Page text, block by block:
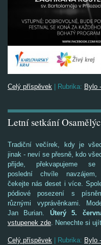
Celý příspěvek Rubrika: Bylo
Letní setkání
Tradiční večírek, kdy je
jinak - neví se přesně, kdo
přijde, překvapujeme
poslední chvíle
čekejte nás deset i více.
pódiové posezení s
různými vyprávěnkami.
Jan Burian. Úterý 5.
vstupenek zde. Nenechte si
Celý příspěvek Rubrika: Bylo